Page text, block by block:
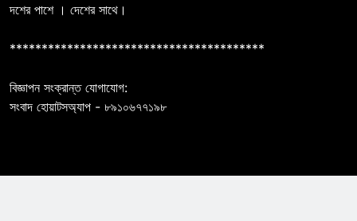
দশের পাশে । দেশের সাথে।
****************************************
বিজ্ঞাপন সংক্রান্ত যোগাযোগ:
সংবাদ হোয়াটসঅ্যাপ - ৮৯১০৬৭৭১৯৮